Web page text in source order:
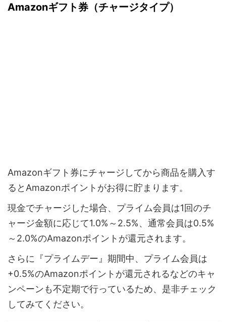
Amazonギフト券（チャージタイプ）
Amazonギフト券にチャージしてから商品を購入す
るとAmazonポイントがお得に貯まります。
現金でチャージした場合、プライム会員は1回のチ
ャージ金額に応じて1.0%～2.5%、通常会員は0.5%
～2.0%のAmazonポイントが還元されます。
さらに『プライムデー』期間中、プライム会員は
+0.5%のAmazonポイントが還元されるなどのキャ
ンペーンも不定期で行っているため、是非チェック
してみてください。